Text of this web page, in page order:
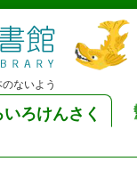
のないよう
いろけんさく